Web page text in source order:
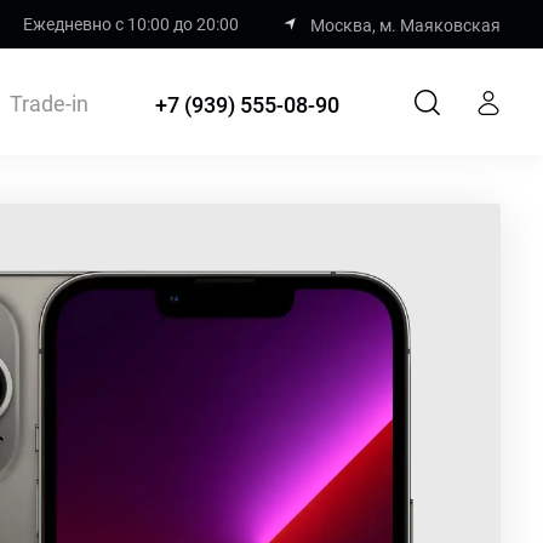
Ежедневно с 10:00 до 20:00 Москва, м. Маяковская
Trade-in +7 (939) 555-08-90